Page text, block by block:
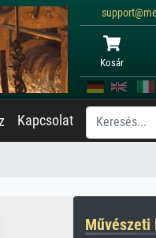
Kosár
Kapcsolat
Művészeti